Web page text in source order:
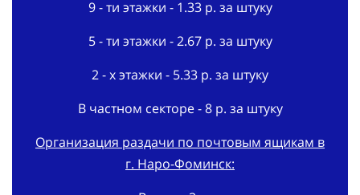
5 - ти этажки - 2.67 р. за штуку
2 - х этажки - 5.33 р. за штуку
В частном секторе - 8 р. за штуку
Организация раздачи по почтовым ящикам в
В срок - 3 дня